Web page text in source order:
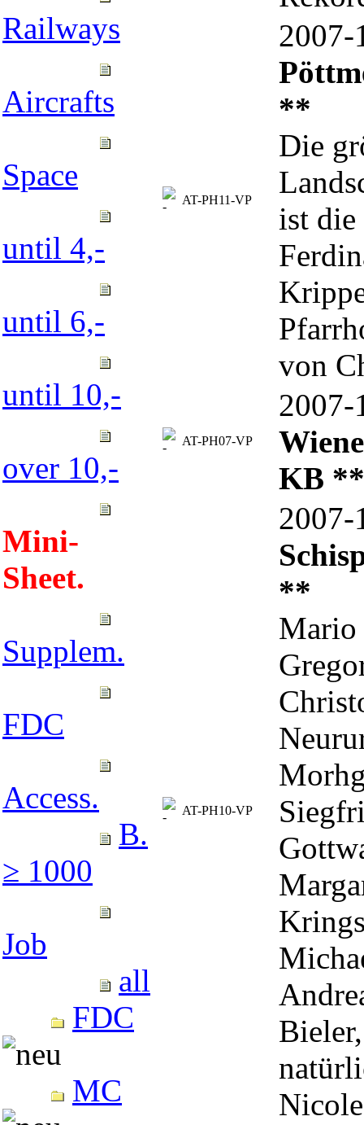
Railways
Aircrafts
Space
until 4,-
until 6,-
until 10,-
over 10,-
Mini-
Sheet.
Supplem.
FDC
Access.
B.
≥ 1000
Job
all
FDC
MC
AT-PH11-VP
**
Die
ist
von
AT-PH07-VP
KB **
AT-PH10-VP
**
Mario